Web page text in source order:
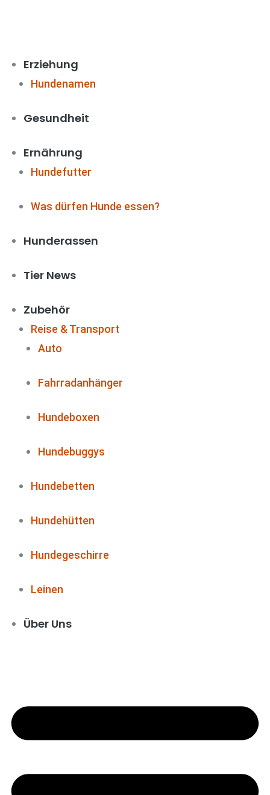
Erziehung
Hundenamen
Gesundheit
Ernährung
Hundefutter
Was dürfen Hunde essen?
Hunderassen
Tier News
Zubehör
Reise & Transport
Auto
Fahrradanhänger
Hundeboxen
Hundebuggys
Hundebetten
Hundehütten
Hundegeschirre
Leinen
Über Uns